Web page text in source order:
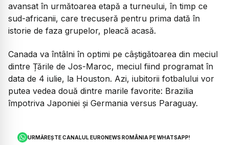
avansat în următoarea etapă a turneului, în timp ce
sud-africanii, care trecuseră pentru prima dată în
istorie de faza grupelor, pleacă acasă.
Canada va întâlni în optimi pe câștigătoarea din meciul
dintre Țările de Jos-Maroc, meciul fiind programat în
data de 4 iulie, la Houston. Azi, iubitorii fotbalului vor
putea vedea două dintre marile favorite: Brazilia
împotriva Japoniei și Germania versus Paraguay.
URMĂREȘTE CANALUL EURONEWS ROMÂNIA PE WHATSAPP!